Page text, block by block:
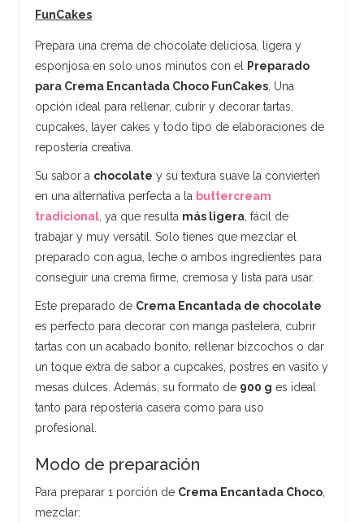
FunCakes
Prepara una crema de chocolate deliciosa, ligera y
esponjosa en solo unos minutos con el
Preparado
para Crema Encantada Choco FunCakes . Una
opción ideal para rellenar, cubrir y decorar tartas,
cupcakes, layer cakes y todo tipo de elaboraciones de
repostería creativa.
Su sabor a chocolate y su textura suave la convierten
en una alternativa perfecta a la buttercream
tradicional , ya que resulta más ligera , fácil de
trabajar y muy versátil. Solo tienes que mezclar el
preparado con agua, leche o ambos ingredientes para
conseguir una crema firme, cremosa y lista para usar.
Este preparado de Crema Encantada de chocolate
es perfecto para decorar con manga pastelera, cubrir
tartas con un acabado bonito, rellenar bizcochos o dar
un toque extra de sabor a cupcakes, postres en vasito y
mesas dulces. Además, su formato de 900 g es ideal
tanto para repostería casera como para uso
profesional.
Modo de preparación
Para preparar 1 porción de Crema Encantada Choco
mezclar: